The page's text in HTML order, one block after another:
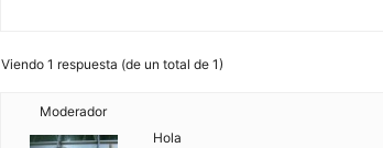
Viendo 1 respuesta (de un total de 1)
Moderador
Hola